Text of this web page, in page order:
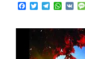
Facebook
TwitterTelegram
VK